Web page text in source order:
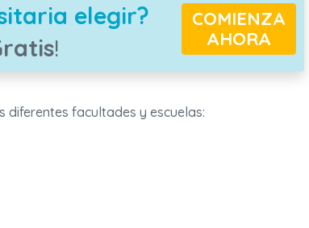
elegir?
!
COMIENZA
AHORA
facultades y escuelas: